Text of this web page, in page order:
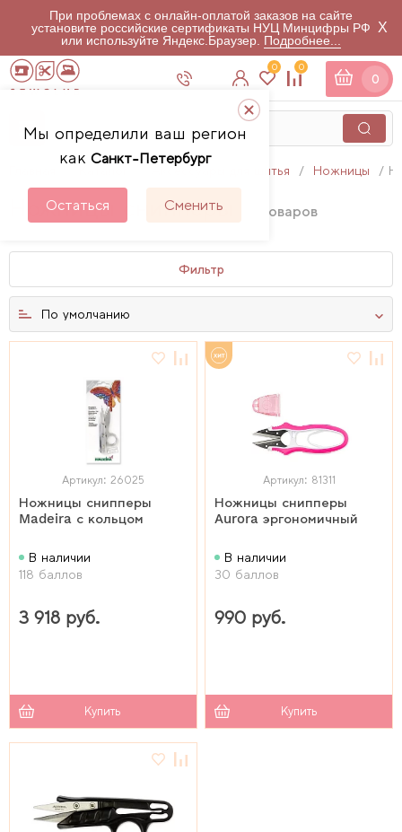
При проблемах с онлайн-оплатой заказов на сайте
установите российские сертификаты НУЦ Минцифры РФ
или используйте Яндекс.Браузер. Подробнее...
X
Мы определили ваш регион
как Санкт-Петербург
Остаться Сменить
0 0
0
Аксессуары для шитья Ножницы
Ножницы снипперы товаров
Фильтр
По умолчанию
Артикул: 26025
Ножницы снипперы
Madeira с кольцом
В наличии
118 баллов
3 918 руб.
Купить
Артикул: 81311
Ножницы снипперы
Aurora эргономичный
В наличии
30 баллов
990 руб.
Купить